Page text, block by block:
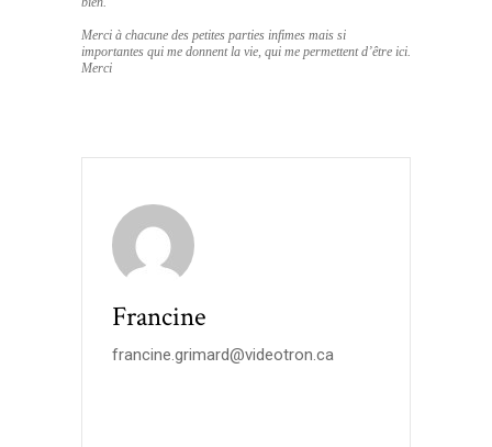
Merci à chacune des petites parties infimes mais si
importantes qui me donnent la vie, qui me permettent d’être ici.
Merci
Francine
francine.grimard@videotron.ca